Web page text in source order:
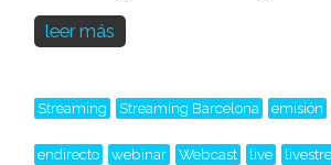
leer más
Streaming Streaming Barcelona emisión
endirecto webinar Webcast live